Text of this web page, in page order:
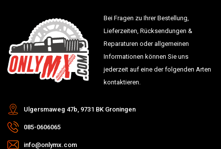
Bei Fragen zu Ihrer Bestellung,
Lieferzeiten, Rücksendungen &
Reparaturen oder allgemeinen
Informationen können Sie uns
jederzeit auf eine der folgenden Arten
kontaktieren.
Ulgersmaweg 47b, 9731 BK Groningen
085-0606065
info@onlymx.com